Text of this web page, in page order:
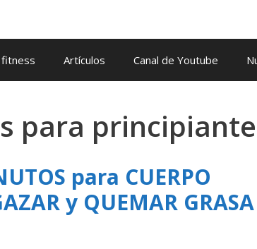
Artículos Canal de Youtube
para
para CUERPO
y QUEMAR